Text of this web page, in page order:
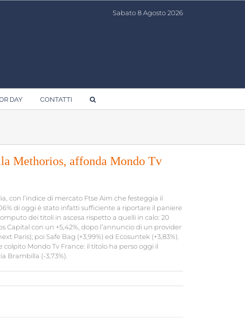
Sabato 8 Agosto 2026
DAY CONTATTI
Methorios, affonda Mondo Tv
con l’indice di mercato Ftse Aim che festeggia il
di oggi è stato infatti sufficiente a riportare il paniere
dei titoli in ascesa rispetto a quelli in calo: 20
Capital con un +5,42%, dopo l’annuncio di un provider
Paris); poi Safe Bag (+3,99%) ed Ecosuntek (+3,83%).
Mondo Tv France: il titolo ha perso oggi il
Brambilla (-3,73%).